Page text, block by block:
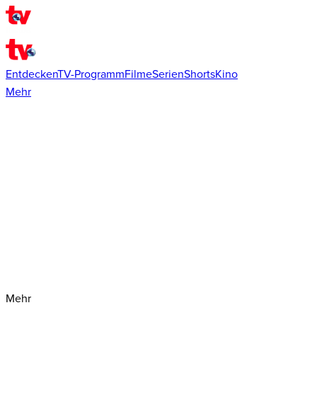
EntdeckenTV-ProgrammFilmeSerienShortsKino
Mehr
Mehr